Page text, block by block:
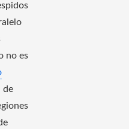
no es
de